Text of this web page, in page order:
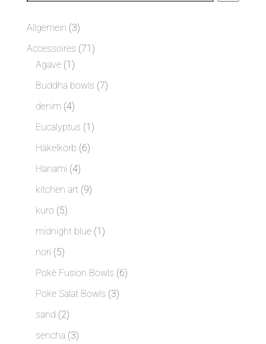
Allgemein 33
Produkte
Accessoires 7171
Agave 11
Produkt
Buddha bowls 77
denim 44
Produkte
Eucalyptus 11
Häkelkorb 66
Hanami 44
Produkte
kitchen art 99
kuro 55
Produkte
midnight blue 11
nori 55
Produkte
Pokè Fusion Bowls 66
Poke Salat Bowls 33
sand 22
Produkte
sencha 33